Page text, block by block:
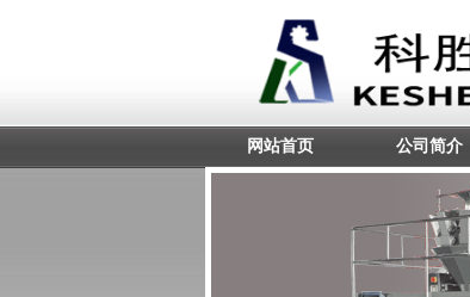
网站首页 公司简介